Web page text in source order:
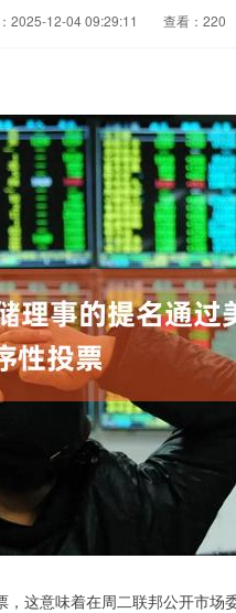
2025-12-04 09:29:11 查看：220
这意味着在周二联邦公开市场